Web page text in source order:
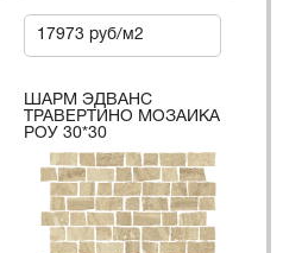
17973 руб/м2
ШАРМ ЭДВАНС
ТРАВЕРТИНО МОЗАИКА
РОУ 30*30